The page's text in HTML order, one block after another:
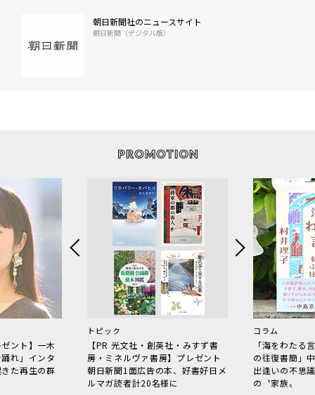
朝日新聞社のニュースサイト
朝日新聞（デジタル版）
ント】一木
れ」インタ
た再生の群
トピック
【PR 光文社・創英社・みすず書
房・ミネルヴァ書房】プレゼント
朝日新聞1面広告の本、好書好日メ
ルマガ読者計20名様に
コラム
「海をわた
の往復書簡」
出逢いの不思
の〝家族〟